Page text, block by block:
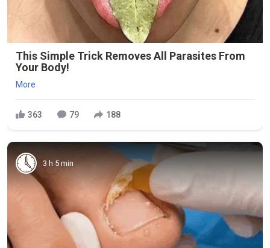
This Simple Trick Removes All Parasites From
Your Body!
More
363 79 188
3 h 5 min